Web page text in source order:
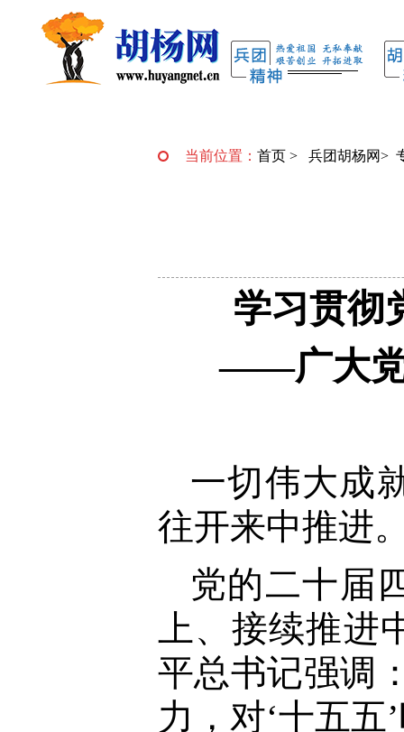
当前位置： 首页 > 兵团胡杨网>
学习贯彻
——广大党
一切伟大成
往开来中推进
党的二十届
上、接续推进
平总书记强调
力，对‘十五